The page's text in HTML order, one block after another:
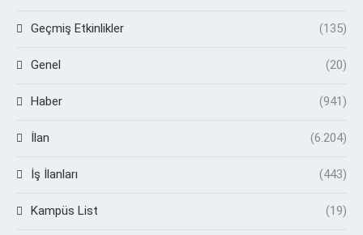
Geçmiş Etkinlikler (135)
Genel (20)
Haber (941)
İlan (6.204)
İş İlanları (443)
Kampüs List (19)